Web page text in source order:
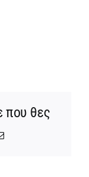
που θες
Email